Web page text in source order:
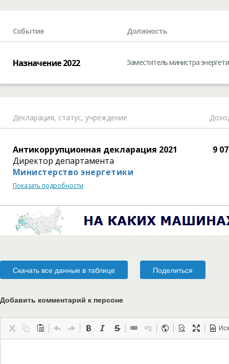
Событие Должность
Назначение 2022 Заместитель министра
Декларация, статус, учреждение
Антикоррупционная декларация 2021
Директор департамента
Министерство энергетики
Показать подробности
9
Скачать все данные в таблице Поделиться
Добавить комментарий к персоне